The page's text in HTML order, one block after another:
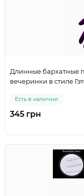
Длинные бархатные
вечеринки в стиле
Есть в наличии
345 грн